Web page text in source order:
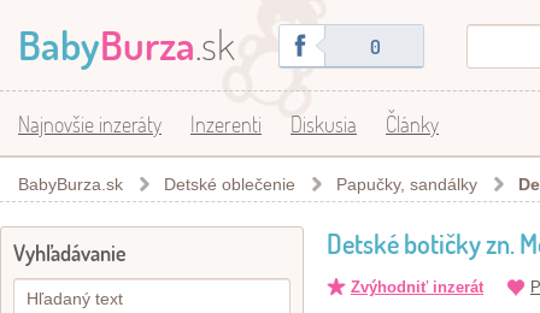
BabyBurza.sk 0
Najnovšie inzeráty Inzerenti Diskusia Články
BabyBurza.sk Detské oblečenie Papučky, sandálky
Vyhľadávanie Detské botičky zn.
Zvýhodniť inzerát